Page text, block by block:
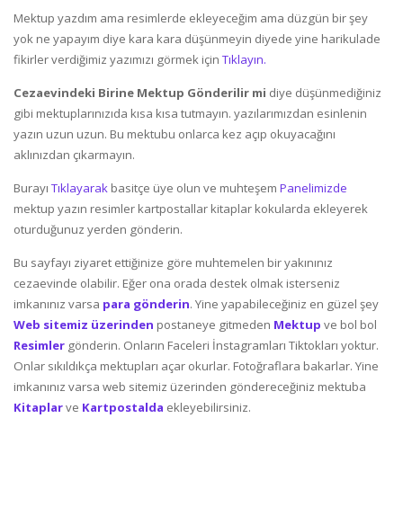
Mektup yazdım ama resimlerde ekleyeceğim ama düzgün bir şey
yok ne yapayım diye kara kara düşünmeyin diyede yine harikulade
fikirler verdiğimiz yazımızı görmek için Tıklayın.
Cezaevindeki Birine Mektup Gönderilir mi diye düşünmediğiniz
gibi mektuplarınızıda kısa kısa tutmayın. yazılarımızdan esinlenin
yazın uzun uzun. Bu mektubu onlarca kez açıp okuyacağını
aklınızdan çıkarmayın.
Burayı Tıklayarak basitçe üye olun ve muhteşem Panelimizde
mektup yazın resimler kartpostallar kitaplar kokularda ekleyerek
oturduğunuz yerden gönderin.
Bu sayfayı ziyaret ettiğinize göre muhtemelen bir yakınınız
cezaevinde olabilir. Eğer ona orada destek olmak isterseniz
imkanınız varsa para gönderin. Yine yapabileceğiniz en güzel şey
Web sitemiz üzerinden postaneye gitmeden Mektup ve bol bol
Resimler gönderin. Onların Faceleri İnstagramları Tiktokları yoktur.
Onlar sıkıldıkça mektupları açar okurlar. Fotoğraflara bakarlar. Yine
imkanınız varsa web sitemiz üzerinden göndereceğiniz mektuba
Kitaplarve Kartpostalda ekleyebilirsiniz.